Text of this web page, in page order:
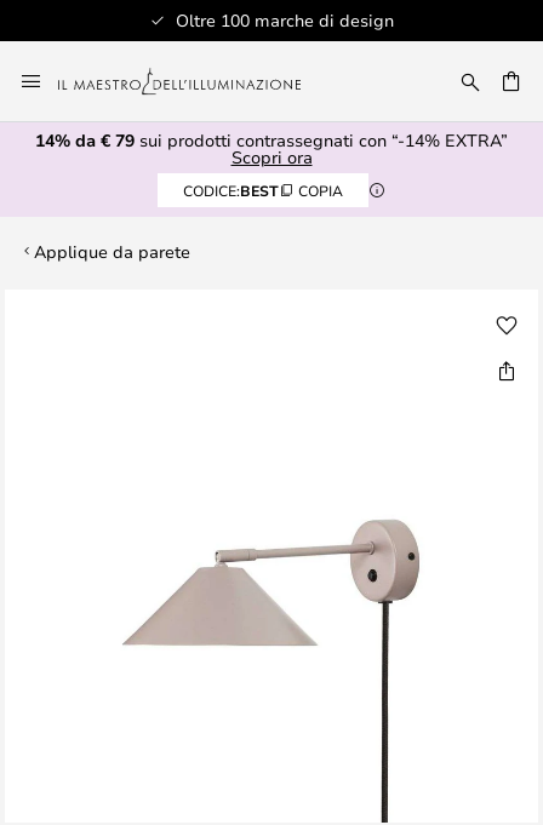
Oltre 100 marche di design
al
contenuto
14% da € 79 sui prodotti contrassegnati con “-14% EXTRA”
Scopri ora
CODICE:BEST COPIA
Applique da parete